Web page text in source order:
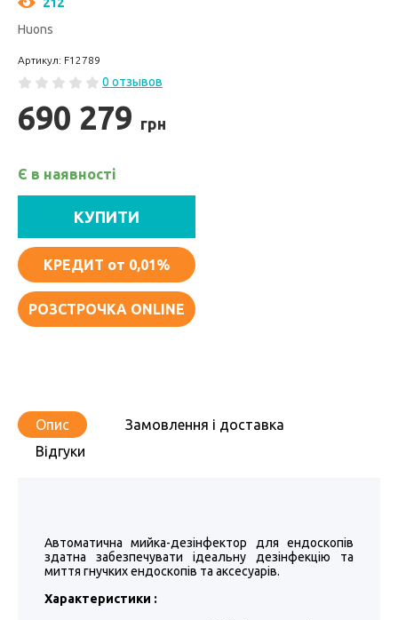
Huons
Артикул: F12789
0 отзывов
690 279 грн
Є в наявності
КУПИТИ
КРЕДИТ от 0,01%
РОЗСТРОЧКА ONLINE
Опис
Замовлення і доставка
Відгуки
Автоматична мийка-дезінфектор для ендоскопів
здатна забезпечувати ідеальну дезінфекцію та
миття гнучких ендоскопів та аксесуарів.
Характеристики :